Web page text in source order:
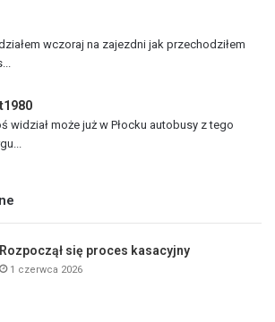
wczoraj na zajezdni jak przechodziłem
widział może już w Płocku autobusy z tego
Rozpoczął się proces kasacyjny
1 czerwca 2026